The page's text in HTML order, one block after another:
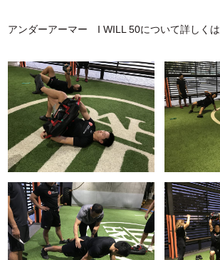
アンダーアーマー I WILL 50について詳しくは